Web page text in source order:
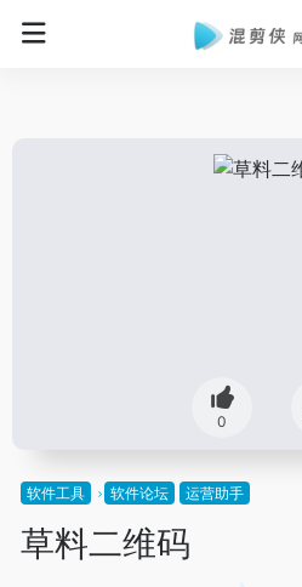
0
软件工具 软件论坛 运营助手
草料二维码